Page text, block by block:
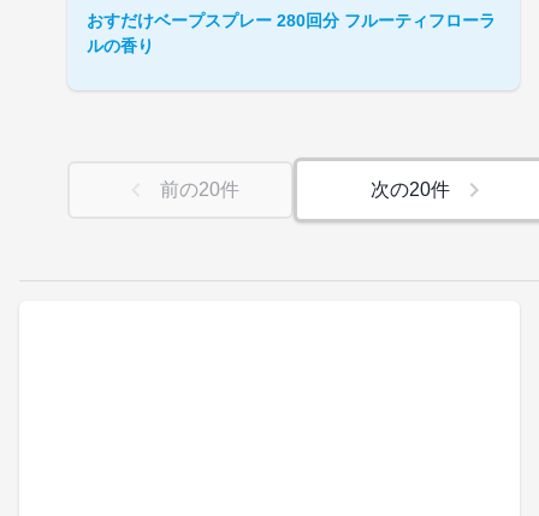
おすだけベープスプレー 280回分 フルーティフローラ
ルの香り
前の20件 次の20件